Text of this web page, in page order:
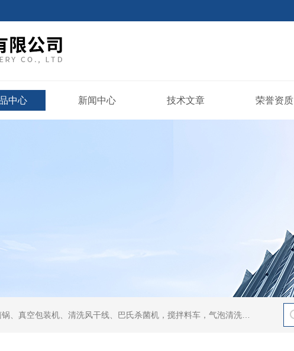
中心 新闻中心 技术文章 荣誉资质
包装机、清洗风干线、巴氏杀菌机，搅拌料车，气泡清洗机，翻转风干机